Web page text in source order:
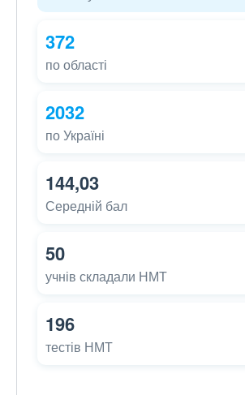
372
по області
2032
по Україні
144,03
Середній бал
50
учнів складали НМТ
196
тестів НМТ